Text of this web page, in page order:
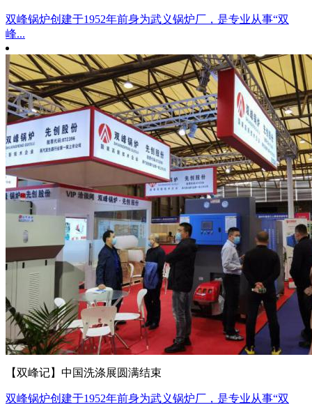
双峰锅炉创建于1952年前身为武义锅炉厂，是专业从事“双
峰...
【双峰记】中国洗涤展圆满结束
双峰锅炉创建于1952年前身为武义锅炉厂，是专业从事“双